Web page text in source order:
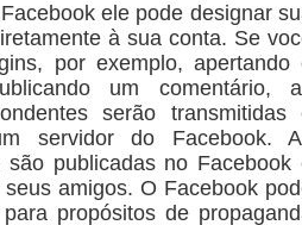
ele pode designar
à sua conta. Se
por exemplo, apertando
um comentário,
serão transmitidas
servidor do Facebook.
são publicadas no Facebook
amigos. O Facebook
propósitos de